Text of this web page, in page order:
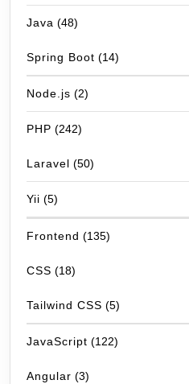
Java (48)
Spring Boot (14)
Node.js (2)
PHP (242)
Laravel (50)
Yii (5)
Frontend (135)
CSS (18)
Tailwind CSS (5)
JavaScript (122)
Angular (3)